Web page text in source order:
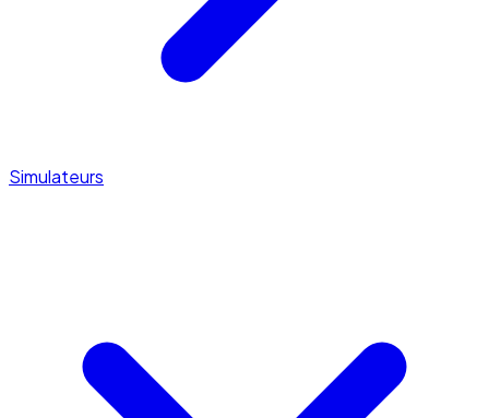
Simulateurs